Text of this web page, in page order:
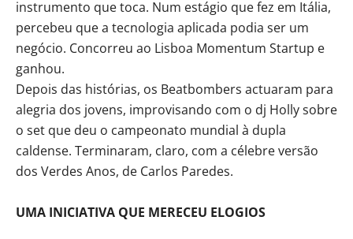
instrumento que toca. Num estágio que fez em Itália,
percebeu que a tecnologia aplicada podia ser um
negócio. Concorreu ao Lisboa Momentum Startup e
ganhou.
Depois das histórias, os Beatbombers actuaram para
alegria dos jovens, improvisando com o dj Holly sobre
o set que deu o campeonato mundial à dupla
caldense. Terminaram, claro, com a célebre versão
dos Verdes Anos, de Carlos Paredes.
UMA INICIATIVA QUE MERECEU ELOGIOS